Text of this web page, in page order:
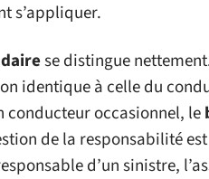
s’appliquer.
se distingue
identique à celle du
conducteur occasionnel, le
de la responsabilité
d’un sinistre,